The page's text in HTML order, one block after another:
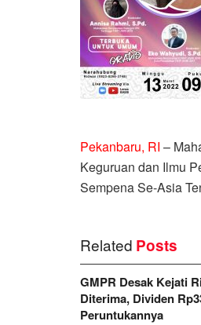
Pekanbaru, RI –
Keguruan dan Ilmu
Sempena Se-Asia
Related Posts
GMPR Desak Kejati
Diterima, Dividen
Peruntukannya